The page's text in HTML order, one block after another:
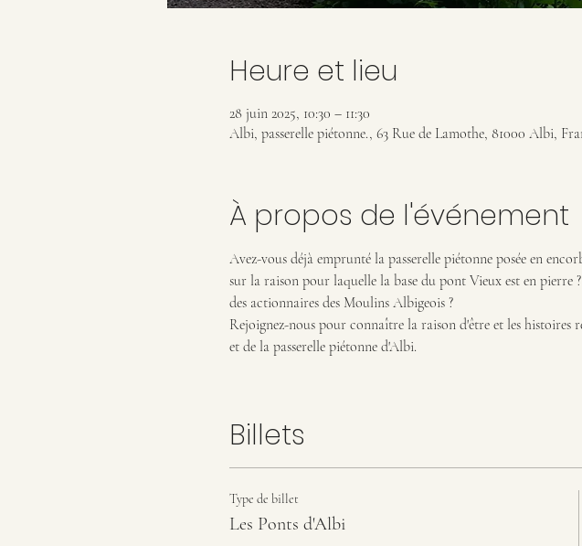
Heure et lieu
28 juin 2025, 10:30 – 11:30
Albi, passerelle piétonne., 63 Rue de Lamothe, 81000 Albi,
À propos de l'événement
Avez-vous déjà emprunté la passerelle piétonne posée en
sur la raison pour laquelle la base du pont Vieux est en pierre
des actionnaires des Moulins Albigeois ?
Rejoignez-nous pour connaître la raison d'être et les
et de la passerelle piétonne d'Albi.
Billets
Type de billet
Les Ponts d'Albi